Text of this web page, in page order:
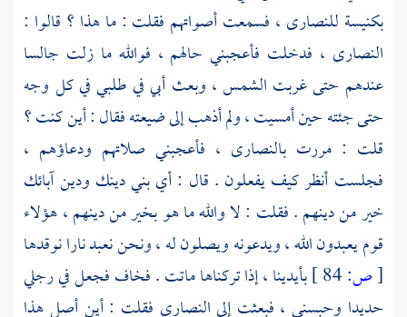
بكنيسة للنصارى ، فسمعت أصواتهم فقلت : ما هذا ؟ قالوا :
النصارى ، فدخلت فأعجبني حالهم ، فوالله ما زلت جالسا
عندهم حتى غربت الشمس ، وبعث أبي في طلبي في كل وجه
حتى جئته حين أمسيت ، ولم أذهب إلى ضيعته فقال : أين كنت ؟
قلت : مررتبالنصارى ، فأعجبني صلاتهم ودعاؤهم ،
فجلست أنظر كيف يفعلون . قال : أي بني دينك ودين آبائك
خير من دينهم . فقلت : لا والله ما هو بخير من دينهم ، هؤلاء
قوم يعبدون الله ، ويدعونه ويصلون له ، ونحن نعبد نارا نوقدها
[ص:
بأيدينا ، إذا تركناها ماتت . فخاف فجعل في رجلي
حديدا وحبسني ، فبعثت إلىالنصارى فقلت : أين أصل هذا